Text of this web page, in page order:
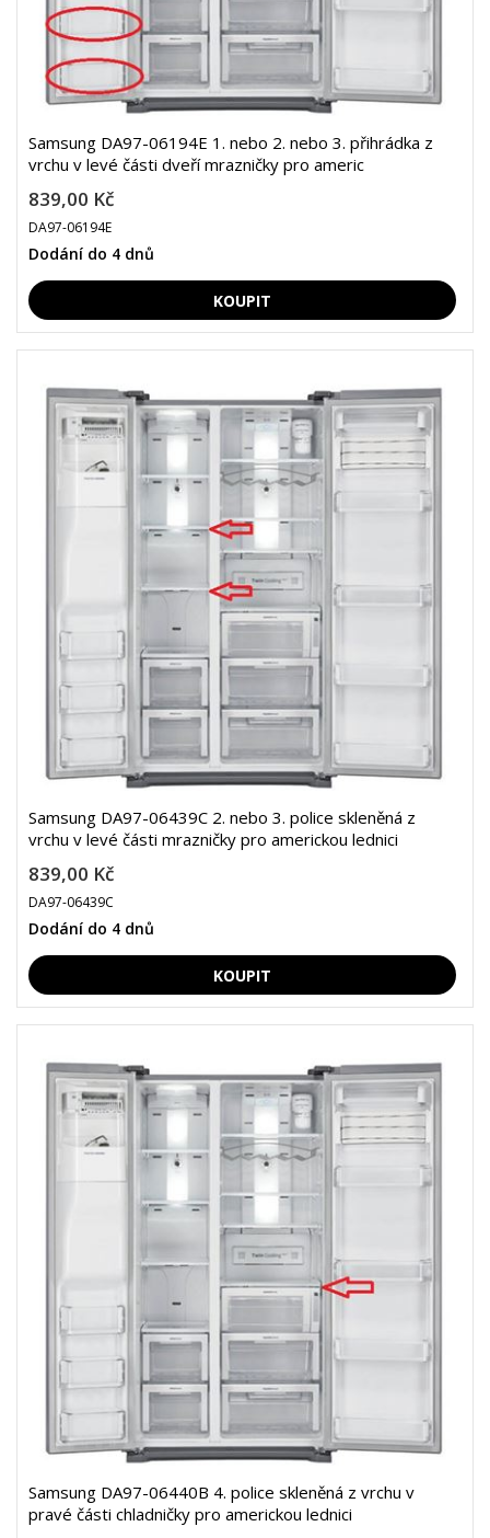
Samsung DA97-06194E 1. nebo 2. nebo 3. přihrádka z
vrchu v levé části dveří mrazničky pro americ
839,00 Kč
DA97-06194E
Dodání do 4 dnů
Samsung DA97-06439C 2. nebo 3. police skleněná z
vrchu v levé části mrazničky pro americkou lednici
839,00 Kč
DA97-06439C
Dodání do 4 dnů
Samsung DA97-06440B 4. police skleněná z vrchu v
pravé části chladničky pro americkou lednici